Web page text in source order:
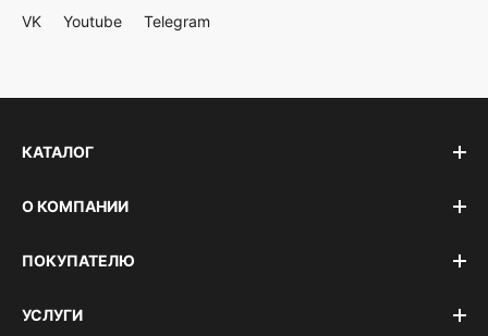
VK Youtube Telegram
КАТАЛОГ
О КОМПАНИИ
ПОКУПАТЕЛЮ
УСЛУГИ